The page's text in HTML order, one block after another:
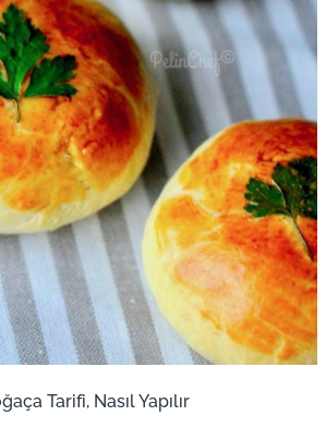
Tarifi, Nasıl Yapılır